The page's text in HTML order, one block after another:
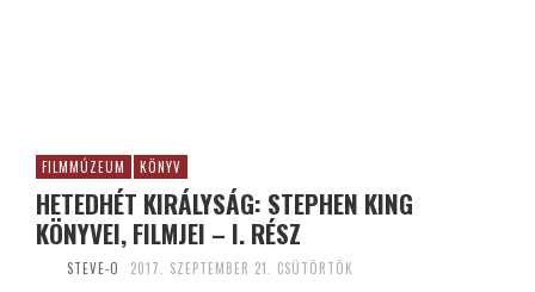
FILMMÚZEUM KÖNYV
HETEDHÉT KIRÁLYSÁG: STEPHEN KING
KÖNYVEI, FILMJEI – I. RÉSZ
STEVE-O 2017. SZEPTEMBER 21. CSÜTÖRTÖK